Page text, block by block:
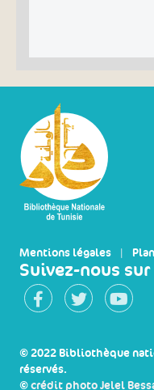
Mentions légales |
Suivez-nous sur
© 2022 Bibliothèque
réservés.
©crédit photo Jelel